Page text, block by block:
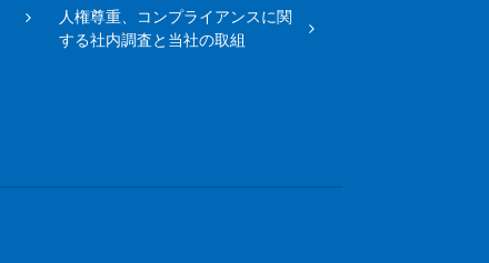
人権尊重、コンプライアンスに関
する社内調査と当社の取組